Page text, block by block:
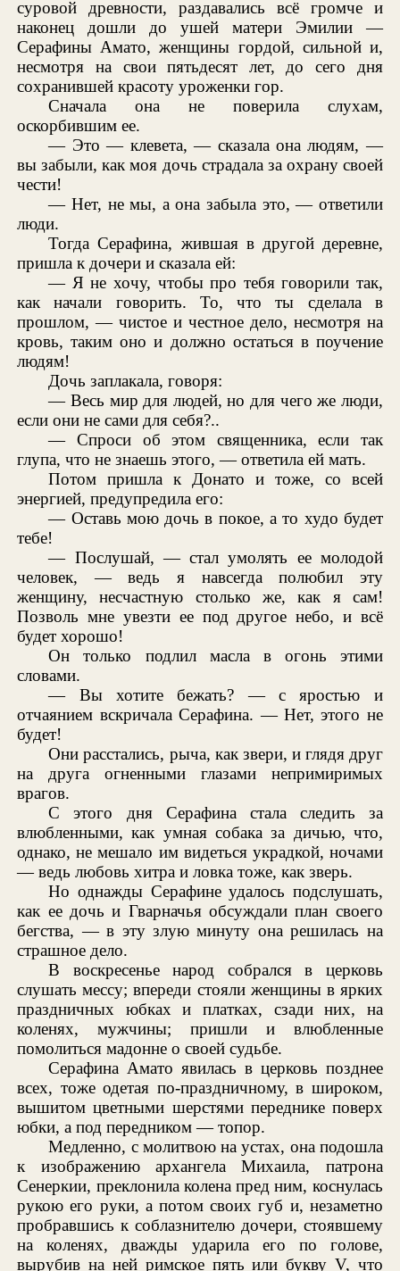
суровой древности, раздавались всё громче и
наконец дошли до ушей матери Эмилии —
Серафины Амато, женщины гордой, сильной и,
несмотря на свои пятьдесят лет, до сего дня
сохранившей красоту уроженки гор.
Сначала она не поверила слухам,
оскорбившим ее.
— Это — клевета, — сказала она людям, —
вы забыли, как моя дочь страдала за охрану своей
чести!
— Нет, не мы, а она забыла это, — ответили
люди.
Тогда Серафина, жившая в другой деревне,
пришла к дочери и сказала ей:
— Я не хочу, чтобы про тебя говорили так,
как начали говорить. То, что ты сделала в
прошлом, — чистое и честное дело, несмотря на
кровь, таким оно и должно остаться в поучение
людям!
Дочь заплакала, говоря:
— Весь мир для людей, но для чего же люди,
если они не сами для себя?..
— Спроси об этом священника, если так
глупа, что не знаешь этого, — ответила ей мать.
Потом пришла к Донато и тоже, со всей
энергией, предупредила его:
— Оставь мою дочь в покое, а то худо будет
тебе!
— Послушай, — стал умолять ее молодой
человек, — ведь я навсегда полюбил эту
женщину, несчастную столько же, как я сам!
Позволь мне увезти ее под другое небо, и всё
будет хорошо!
Он только подлил масла в огонь этими
словами.
— Вы хотите бежать? — с яростью и
отчаянием вскричала Серафина. — Нет, этого не
будет!
Они расстались, рыча, как звери, и глядя друг
на друга огненными глазами непримиримых
врагов.
С этого дня Серафина стала следить за
влюбленными, как умная собака за дичью, что,
однако, не мешало им видеться украдкой, ночами
— ведь любовь хитра и ловка тоже, как зверь.
Но однажды Серафине удалось подслушать,
как ее дочь и Гварначья обсуждали план своего
бегства, — в эту злую минуту она решилась на
страшное дело.
В воскресенье народ собрался в церковь
слушать мессу; впереди стояли женщины в ярких
праздничных юбках и платках, сзади них, на
коленях, мужчины; пришли и влюбленные
помолиться мадонне о своей судьбе.
Серафина Амато явилась в церковь позднее
всех, тоже одетая по-праздничному, в широком,
вышитом цветными шерстями переднике поверх
юбки, а под передником — топор.
Медленно, с молитвою на устах, она подошла
к изображению архангела Михаила, патрона
Сенеркии, преклонила колена пред ним, коснулась
рукою его руки, а потом своих губ и, незаметно
пробравшись к соблазнителю дочери, стоявшему
на коленях, дважды ударила его по голове,
вырубив на ней римское пять или букву V, что